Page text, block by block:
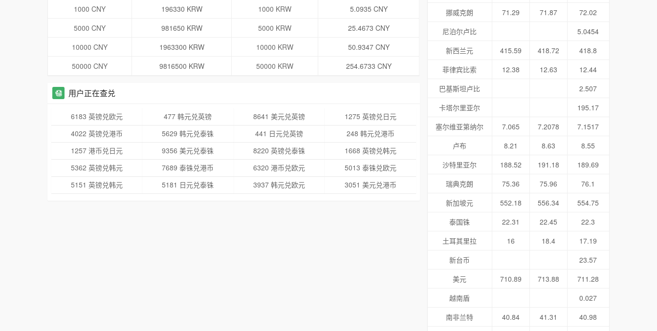
1000 CNY
196330 KRW 1000 KRW
5.0935 CNY
5000 CNY
981650 KRW 5000 KRW
25.4673 CNY
10000 CNY
1963300 KRW 10000 KRW
50.9347 CNY
50000 CNY
9816500 KRW 50000 KRW 254.6733 CNY
用户正在查兑
6183 英镑兑欧元 477 韩元兑英镑 8641 美元兑英镑
1275 英镑兑日元
4022 英镑兑港币
5629 韩元兑泰铢 441 日元兑英镑
248 韩元兑港币
1257 港币兑日元
9356 美元兑泰铢 8220 英镑兑泰铢
1668 英镑兑韩元
5362 英镑兑韩元
7689 泰铢兑港币 6320 港币兑欧元
5013 泰铢兑欧元
5151 英镑兑韩元
5181 日元兑泰铢 3937 韩元兑欧元 3051 美元兑港币
挪威克朗
71.29 71.87
72.02
尼泊尔卢比
5.0454
新西兰元
415.59 418.72
418.8
菲律宾比索
12.38 12.63
12.44
巴基斯坦卢比
2.507
卡塔尔里亚尔
195.17
塞尔维亚第纳尔
7.065 7.2078
7.1517
卢布
8.21 8.63
8.55
沙特里亚尔
188.52 191.18
189.69
瑞典克朗
75.36 75.96
76.1
新加坡元
552.18 556.34
554.75
泰国铢
22.31 22.45
22.3
土耳其里拉
16 18.4
17.19
新台币
23.57
美元
710.89 713.88
711.28
越南盾
0.027
南非兰特
40.84 41.31 40.98